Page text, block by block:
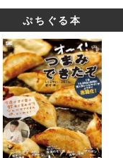
ぷちぐる本